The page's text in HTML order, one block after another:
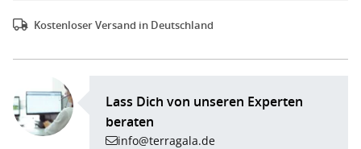
Kostenloser Versand in Deutschland
Lass Dich von unseren Experten
beraten
info@terragala.de